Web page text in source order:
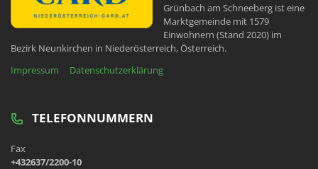
Grünbach am Schneeberg ist eine
Marktgemeinde mit 1579
Einwohnern (Stand 2020) im
Bezirk Neunkirchen in Niederösterreich, Österreich.
Impressum
Datenschutzerklärung
TELEFONNUMMERN
Fax
+432637/2200-10